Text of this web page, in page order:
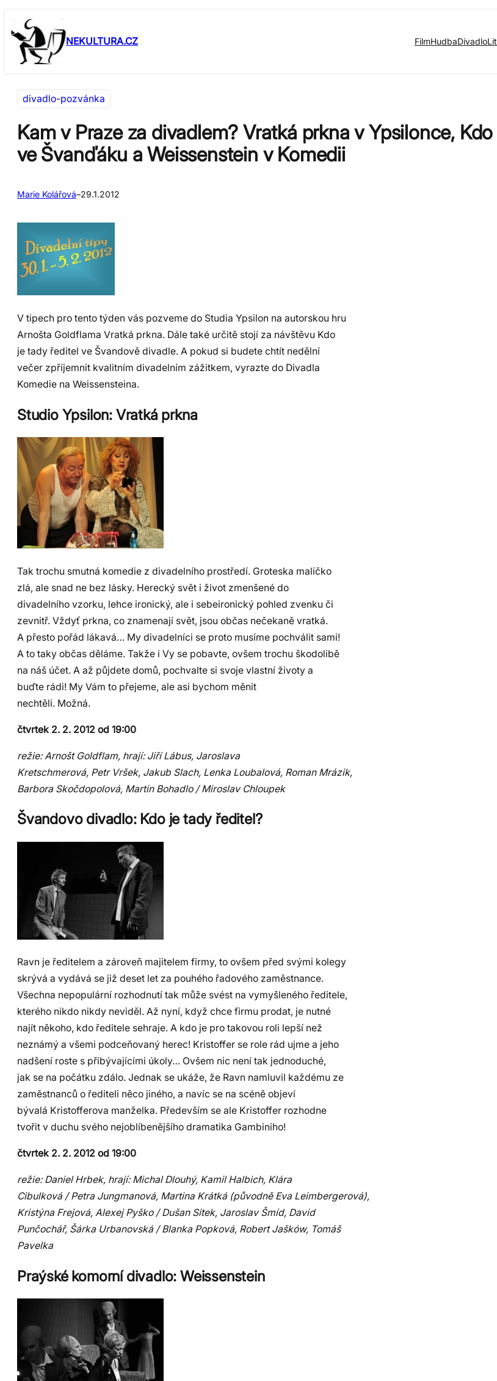
Přeskočit
na
obsah
Skip
to
content
NEKULTURA.CZ FilmHudbaDivadlo
divadlo-pozvánka
Kam v Praze za divadlem? Vratká prkna v Ypsilonce,
ve Švanďáku a Weissenstein v Komedii
Marie Kolářová–29.1.2012
V tipech pro tento týden vás pozveme do Studia Ypsilon na autorskou hru
Arnošta Goldflama Vratká prkna. Dále také určitě stojí za návštěvu Kdo
je tady ředitel ve Švandově divadle. A pokud si budete chtít nedělní
večer zpříjemnit kvalitním divadelním zážitkem, vyrazte do Divadla
Komedie na Weissensteina.
Studio Ypsilon: Vratká prkna
Tak trochu smutná komedie z divadelního prostředí. Groteska maličko
zlá, ale snad ne bez lásky. Herecký svět i život zmenšené do
divadelního vzorku, lehce ironický, ale i sebeironický pohled zvenku či
zevnitř. Vždyť prkna, co znamenají svět, jsou občas nečekaně vratká.
A přesto pořád lákavá… My divadelníci se proto musíme pochválit sami!
A to taky občas děláme. Takže i Vy se pobavte, ovšem trochu škodolibě
na náš účet. A až půjdete domů, pochvalte si svoje vlastní životy a
buďte rádi! My Vám to přejeme, ale asi bychom měnit
nechtěli. Možná.
čtvrtek 2. 2. 2012 od 19:00
režie: Arnošt Goldflam, hrají: Jiří Lábus, Jaroslava
Kretschmerová, Petr Vršek, Jakub Slach, Lenka Loubalová, Roman Mrázik,
Barbora Skočdopolová, Martin Bohadlo / Miroslav Chloupek
Švandovo divadlo: Kdo je tady ředitel?
Ravn je ředitelem a zároveň majitelem firmy, to ovšem před svými kolegy
skrývá a vydává se již deset let za pouhého řadového zaměstnance.
Všechna nepopulární rozhodnutí tak může svést na vymyšleného ředitele,
kterého nikdo nikdy neviděl. Až nyní, když chce firmu prodat, je nutné
najít někoho, kdo ředitele sehraje. A kdo je pro takovou roli lepší než
neznámý a všemi podceňovaný herec! Kristoffer se role rád ujme a jeho
nadšení roste s přibývajícími úkoly… Ovšem nic není tak jednoduché,
jak se na počátku zdálo. Jednak se ukáže, že Ravn namluvil každému ze
zaměstnanců o řediteli něco jiného, a navíc se na scéně objeví
bývalá Kristofferova manželka. Především se ale Kristoffer rozhodne
tvořit v duchu svého nejoblíbenějšího dramatika Gambiniho!
čtvrtek 2. 2. 2012 od 19:00
režie: Daniel Hrbek, hrají: Michal Dlouhý, Kamil Halbich, Klára
Cibulková / Petra Jungmanová, Martina Krátká (původně Eva Leimbergerová),
Kristýna Frejová, Alexej Pyško / Dušan Sitek, Jaroslav Šmíd, David
Punčochář, Šárka Urbanovská / Blanka Popková, Robert Jašków, Tomáš
Pavelka
Praýské komorní divadlo: Weissenstein